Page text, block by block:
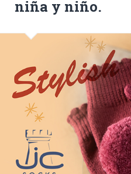
niña y niño.